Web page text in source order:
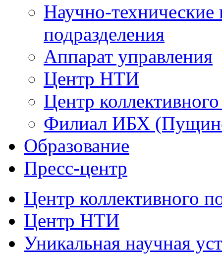
Научно-технические
подразделения
Аппарат управления
Центр НТИ
Центр
Филиал ИБХ
Образование
Пресс-центр
Центр коллективного
Центр НТИ
Уникальная научная